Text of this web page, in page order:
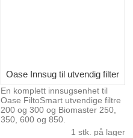
Oase Innsug til utvendig filter
En komplett innsugsenhet til
Oase FiltoSmart utvendige filtre
200 og 300 og Biomaster 250,
350, 600 og 850.
1 stk. på lager